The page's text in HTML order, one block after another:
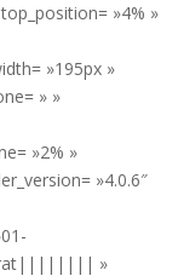
»4% »
»195px »
» »
»2% »
»4.0.6″
»